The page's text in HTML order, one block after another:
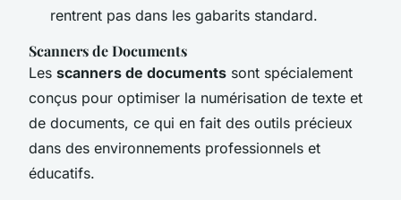
rentrent pas dans les gabarits standard.
Scanners de Documents
Les scanners de documents sont spécialement
conçus pour optimiser la numérisation de texte et
de documents, ce qui en fait des outils précieux
dans des environnements professionnels et
éducatifs.